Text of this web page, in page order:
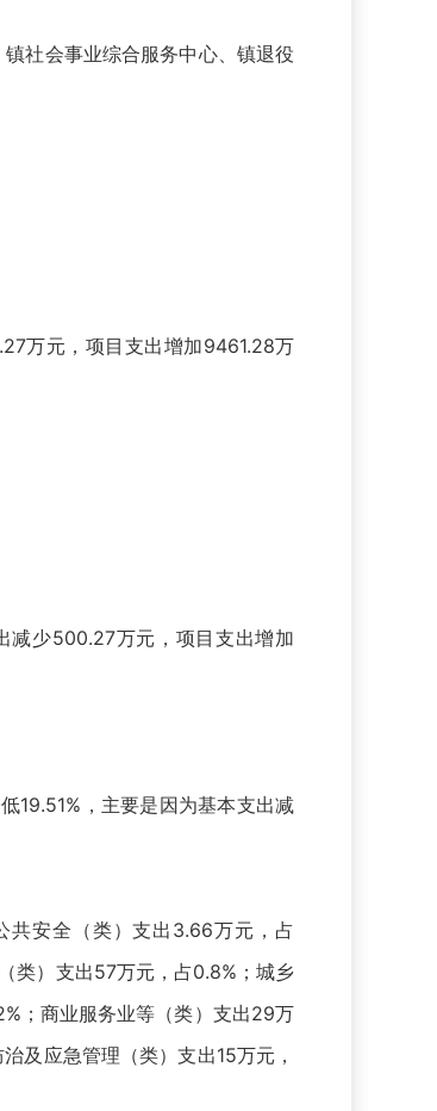
社会事业综合服务中心、镇退役
万元，项目支出增加9461.28万
少500.27万元，项目支出增加
19.51%，主要是因为基本支出减
安全（类）支出3.66万元，占
类）支出57万元，占0.8%；城乡
；商业服务业等（类）支出29万
及应急管理（类）支出15万元，